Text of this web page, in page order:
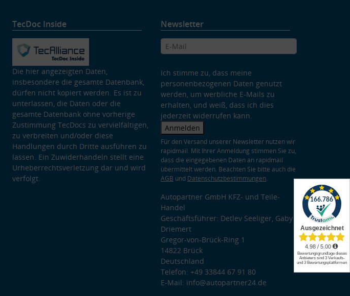
TecDoc Inside
Die hier angezeigten Daten,
insbesondere die gesamte Datenbank,
dürfen nicht kopiert werden. Es ist zu
unterlassen, die Daten oder die
gesamte Datenbank ohne vorherige
Zustimmung TecDocs zu vervielfältigen,
zu verbreiten und/oder diese
Handlungen durch Dritte ausführen zu
lassen. Ein Zuwiderhandeln stellt eine
Urheberrechtsverletzung dar und wird
verfolgt.
Newsletter
Ich stimme zu, dass meine
personenbezogenen Daten genutzt
werden, um werbliche E-Mails zu
erhalten, und weiß, dass ich dies
jederzeit widerrufen kann.
Anmelden
Für den Versand unserer Newsletter nutzen wir
rapidmail. Mit Ihrer Anmeldung stimmen Sie zu,
dass die eingegebenen Daten an rapidmail
übermittelt werden. Beachten Sie bitte auch die
AGB und Datenschutzbestimmungen.
Autopartner GmbH KFZ- und Teile-
Handel
Geschäftsführer: Detlev Seeliger, Gaby
Driemert
Gregor-von-Brück-Ring 1
14822 Brück
Deutschland
Telefon: +49 33844 67 91 80
E-Mail: info@autopartner24.de